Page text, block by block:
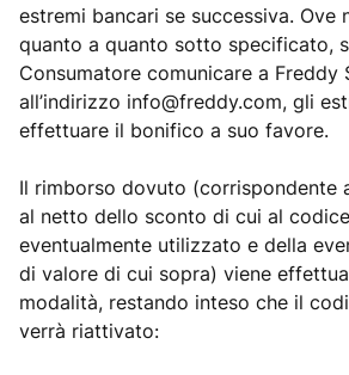
estremi bancari se successiva. Ove
quanto a quanto sotto specificato,
Consumatore comunicare a Freddy
all’indirizzo info@freddy.com, gli
effettuare il bonifico a suo favore.
Il rimborso dovuto (corrispondente
al netto dello sconto di cui al
eventualmente utilizzato e della
di valore di cui sopra) viene
modalità, restando inteso che il
verrà riattivato: